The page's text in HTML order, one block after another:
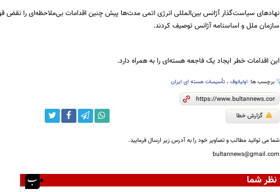
نهادهای سیاست‌گذار آژانس بین‌المللی انرژی اتمی مدت‌ها پیش چنین اقدامات بی‌ملاحظه‌ای را نقض
سازمان ملل و اساسنامه آژانس توصیف کردند.
این اقدامات خطر ایجاد یک فاجعه هسته‌ای را به همراه دارد.
برچسب ها: اولیانوف، تأسیسات هسته ای ایران
گزارش خطا
شما می توانید مطالب و تصاویر خود را به آدرس زیر ارسال فرمایید.
bultannews@gmail.com
نظر شما